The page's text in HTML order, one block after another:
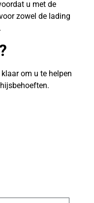
u met de
zowel de lading
om u te helpen